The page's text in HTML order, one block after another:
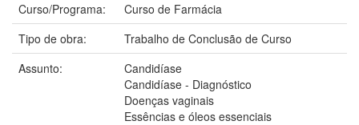
Curso/Programa:
Curso de Farmácia
Tipo de obra:
Trabalho de Conclusão de Curso
Assunto:
Candidíase
Candidíase - Diagnóstico
Doenças vaginais
Essências e óleos essenciais